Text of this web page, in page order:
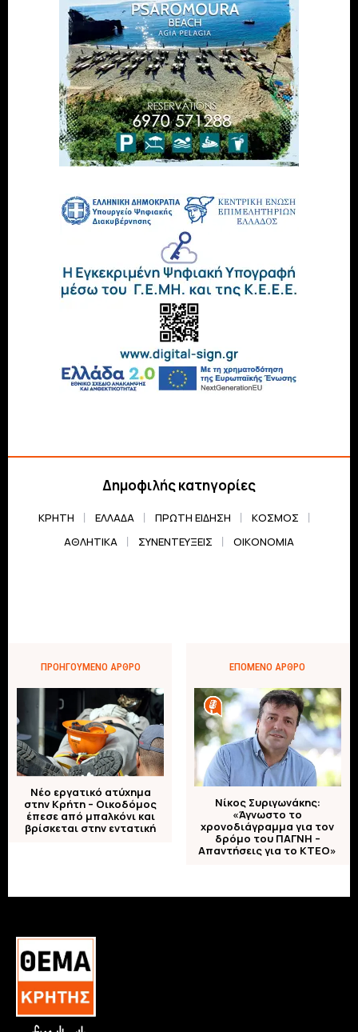
Δημοφιλής κατηγορίες
ΚΡΗΤΗ ΕΛΛΆΔΑ ΠΡΏΤΗ ΕΊΔΗΣΗ
ΚΌΣΜΟΣ
ΑΘΛΗΤΙΚΆ
ΣΥΝΕΝΤΕΎΞΕΙΣ ΟΙΚΟΝΟΜΊΑ
ΠΡΟΗΓΟΎΜΕΝΟ ΆΡΘΡΟ
Νέο εργατικό ατύχημα
στην Κρήτη – Οικοδόμος
έπεσε από μπαλκόνι και
βρίσκεται στην εντατική
ΕΠΌΜΕΝΟ ΆΡΘΡΟ
Νίκος Συριγωνάκης:
«Άγνωστο το
χρονοδιάγραμμα για τον
δρόμο του ΠΑΓΝΗ –
Απαντήσεις για το ΚΤΕΟ»